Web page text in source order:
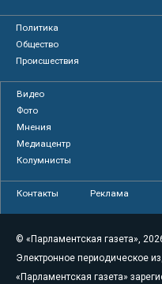
Политика
Общество
Происшествия
Видео
Фото
Мнения
Медиацентр
Колумнисты
Контакты Реклама
© «Парламентская газета»,
Электронное периодическое
«Парламентская газета»